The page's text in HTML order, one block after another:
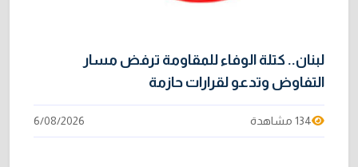
لبنان.. كتلة الوفاء للمقاومة ترفض مسار
التفاوض وتدعو لقرارات حازمة
134 مشاهدة 6/08/2026